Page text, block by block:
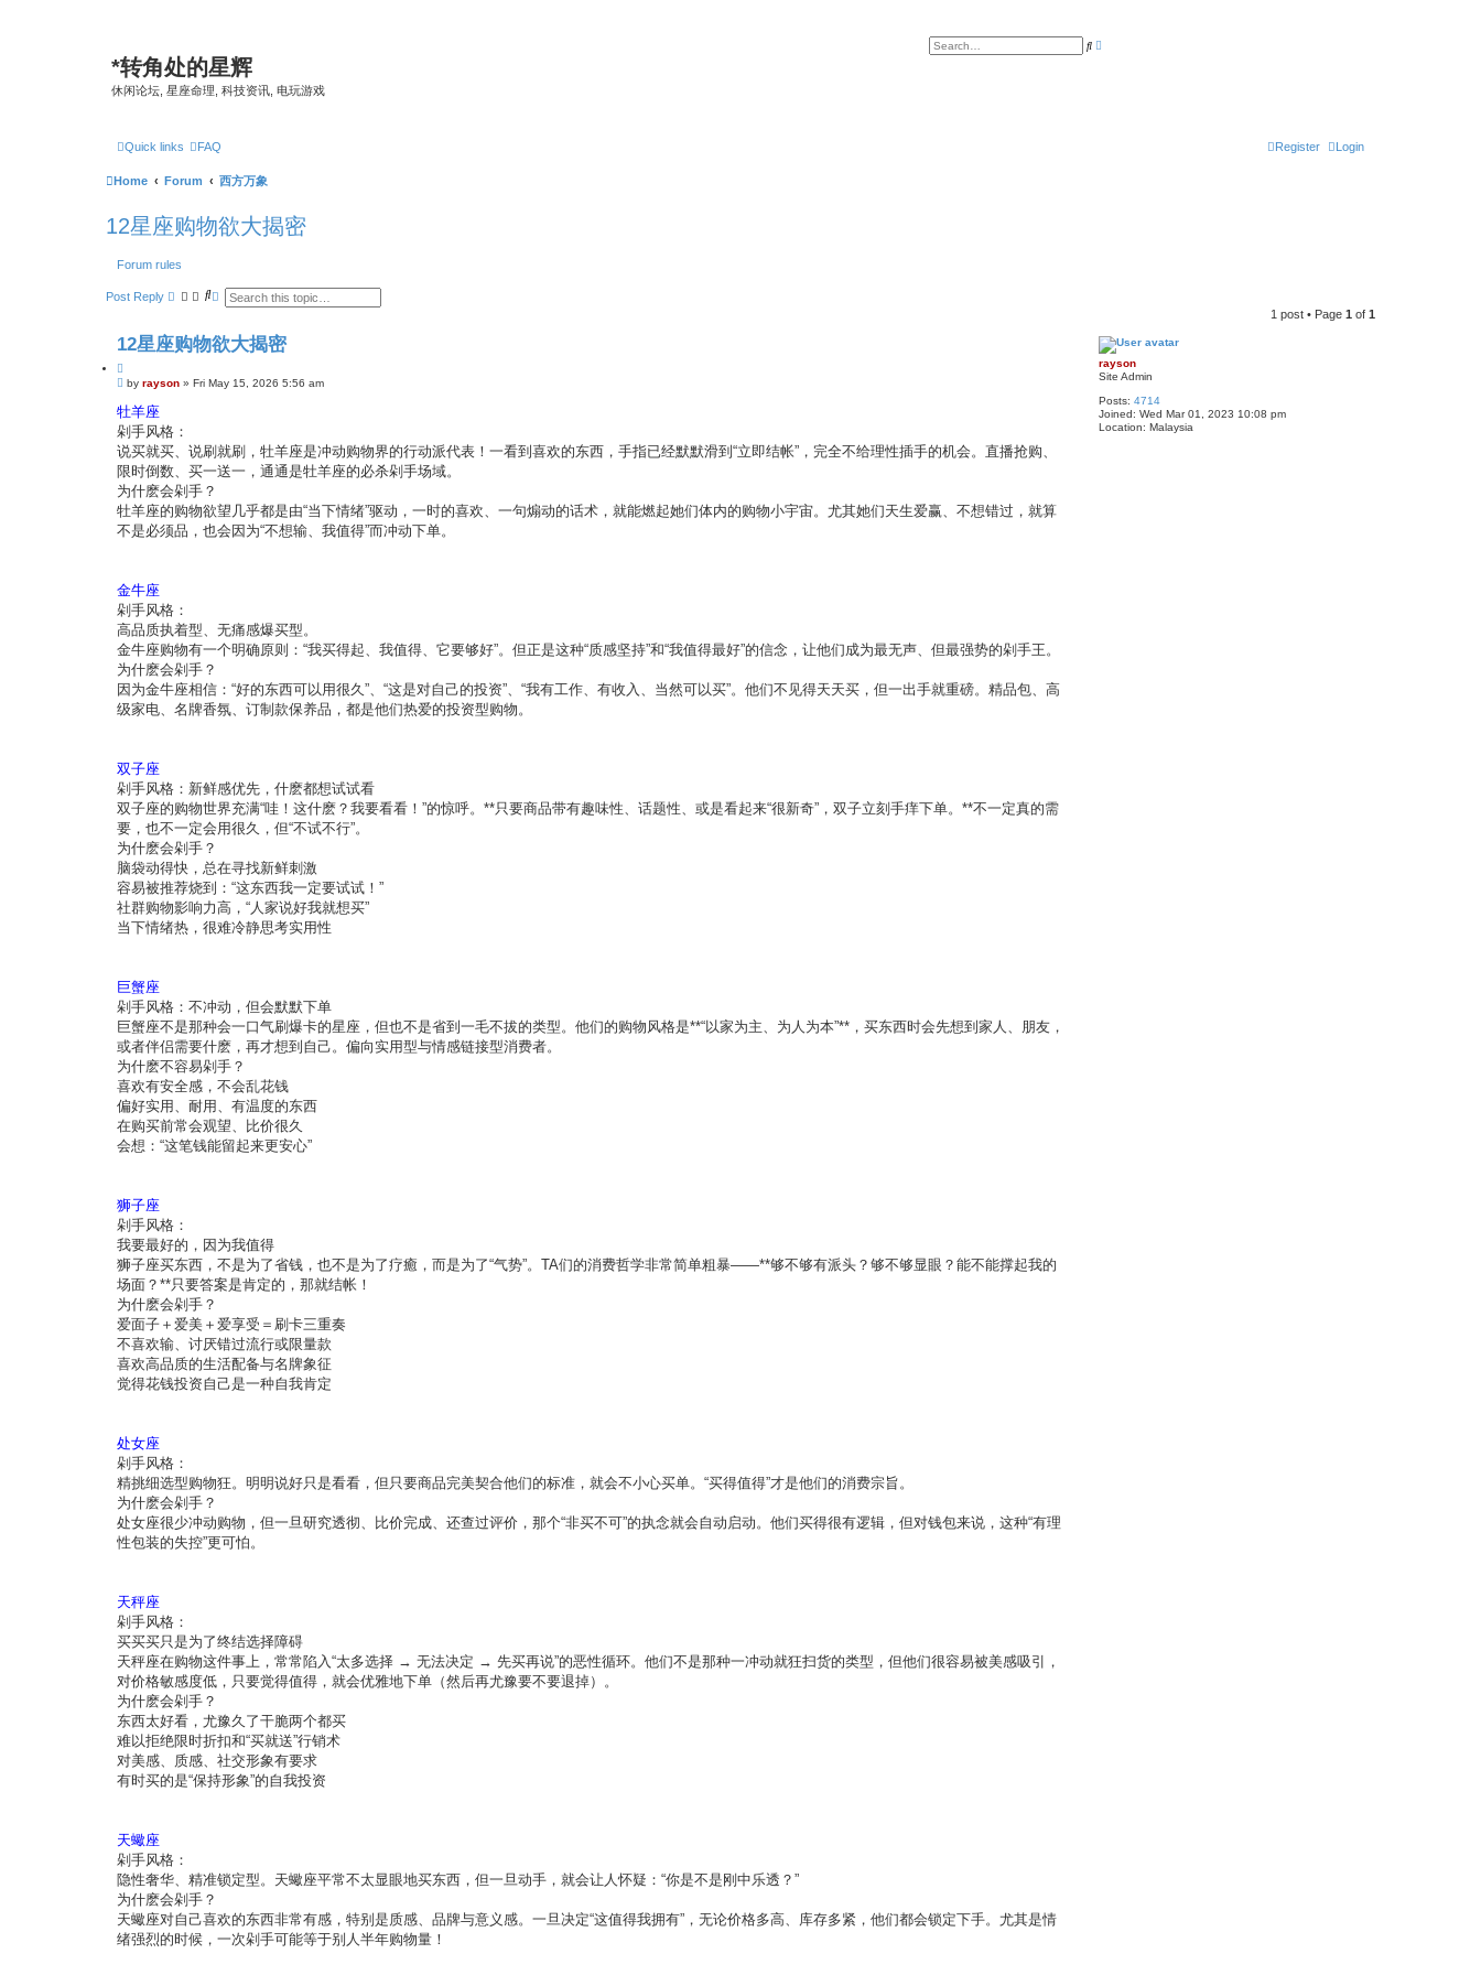
*转角处的星辉
休闲论坛, 星座命理, 科技资讯, 电玩游戏
S
Quick links FAQ Login
Register
Home Forum 西方万象
12星座购物欲大揭密
Forum rules
Post Reply
S
c
A
a
n
d
c
h
1 post • Page 1 of 1
rayson
Site Admin
Posts: 4714
Joined: Wed Mar 01, 2023 10:08 pm
Location: Malaysia
12星座购物欲大揭密
u
t
e
P
s
t
by rayson » Fri May 15, 2026 5:56 am
牡羊座
剁手风格：
说买就买、说刷就刷，牡羊座是冲动购物界的行动派代表！一看到喜欢的东西，手指已经默默滑到“立即结帐”，完全不给理性插手的机会。直播抢购、
限时倒数、买一送一，通通是牡羊座的必杀剁手场域。
为什麽会剁手？
牡羊座的购物欲望几乎都是由“当下情绪”驱动，一时的喜欢、一句煽动的话术，就能燃起她们体内的购物小宇宙。尤其她们天生爱赢、不想错过，就算
不是必须品，也会因为“不想输、我值得”而冲动下单。
金牛座
剁手风格：
高品质执着型、无痛感爆买型。
金牛座购物有一个明确原则：“我买得起、我值得、它要够好”。但正是这种“质感坚持”和“我值得最好”的信念，让他们成为最无声、但最强势的剁手王。
为什麽会剁手？
因为金牛座相信：“好的东西可以用很久”、“这是对自己的投资”、“我有工作、有收入、当然可以买”。他们不见得天天买，但一出手就重磅。精品包、高
级家电、名牌香氛、订制款保养品，都是他们热爱的投资型购物。
双子座
剁手风格：新鲜感优先，什麽都想试试看
双子座的购物世界充满“哇！这什麽？我要看看！”的惊呼。**只要商品带有趣味性、话题性、或是看起来“很新奇”，双子立刻手痒下单。**不一定真的需
要，也不一定会用很久，但“不试不行”。
为什麽会剁手？
脑袋动得快，总在寻找新鲜刺激
容易被推荐烧到：“这东西我一定要试试！”
社群购物影响力高，“人家说好我就想买”
当下情绪热，很难冷静思考实用性
巨蟹座
剁手风格：不冲动，但会默默下单
巨蟹座不是那种会一口气刷爆卡的星座，但也不是省到一毛不拔的类型。他们的购物风格是**“以家为主、为人为本”**，买东西时会先想到家人、朋友，
或者伴侣需要什麽，再才想到自己。偏向实用型与情感链接型消费者。
为什麽不容易剁手？
喜欢有安全感，不会乱花钱
偏好实用、耐用、有温度的东西
在购买前常会观望、比价很久
会想：“这笔钱能留起来更安心”
狮子座
剁手风格：
我要最好的，因为我值得
狮子座买东西，不是为了省钱，也不是为了疗癒，而是为了“气势”。TA们的消费哲学非常简单粗暴——**够不够有派头？够不够显眼？能不能撑起我的
场面？**只要答案是肯定的，那就结帐！
为什麽会剁手？
爱面子＋爱美＋爱享受＝刷卡三重奏
不喜欢输、讨厌错过流行或限量款
喜欢高品质的生活配备与名牌象征
觉得花钱投资自己是一种自我肯定
处女座
剁手风格：
精挑细选型购物狂。明明说好只是看看，但只要商品完美契合他们的标准，就会不小心买单。“买得值得”才是他们的消费宗旨。
为什麽会剁手？
处女座很少冲动购物，但一旦研究透彻、比价完成、还查过评价，那个“非买不可”的执念就会自动启动。他们买得很有逻辑，但对钱包来说，这种“有理
性包装的失控”更可怕。
天秤座
剁手风格：
买买买只是为了终结选择障碍
天秤座在购物这件事上，常常陷入“太多选择 → 无法决定 → 先买再说”的恶性循环。他们不是那种一冲动就狂扫货的类型，但他们很容易被美感吸引，
对价格敏感度低，只要觉得值得，就会优雅地下单（然后再尤豫要不要退掉）。
为什麽会剁手？
东西太好看，尤豫久了干脆两个都买
难以拒绝限时折扣和“买就送”行销术
对美感、质感、社交形象有要求
有时买的是“保持形象”的自我投资
天蠍座
剁手风格：
隐性奢华、精准锁定型。天蠍座平常不太显眼地买东西，但一旦动手，就会让人怀疑：“你是不是刚中乐透？”
为什麽会剁手？
天蠍座对自己喜欢的东西非常有感，特别是质感、品牌与意义感。一旦决定“这值得我拥有”，无论价格多高、库存多紧，他们都会锁定下手。尤其是情
绪强烈的时候，一次剁手可能等于别人半年购物量！